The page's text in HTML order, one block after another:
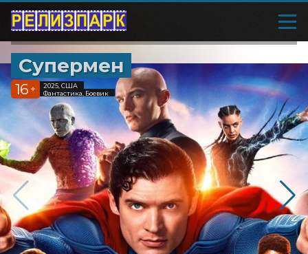
Супермен
16 +
2025, США
Фантастика, Боевик